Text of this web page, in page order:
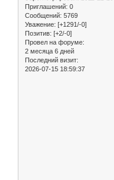
Приглашений: 0
Сообщений: 5769
Уважение: [+1291/-0]
Позитив: [+2/-0]
Провел на форуме:
2 месяца 6 дней
Последний визит:
2026-07-15 18:59:37